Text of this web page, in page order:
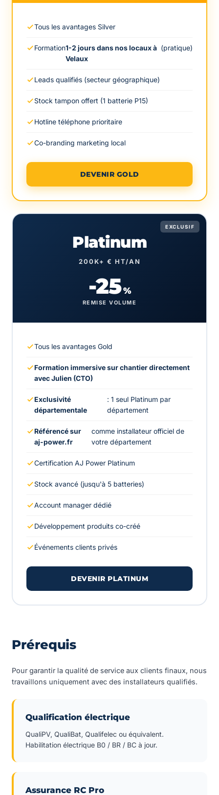
Tous les avantages Silver
Formation1-2 jours dans nos locaux à
Velaux
(pratique)
Leads qualifiés (secteur géographique)
Stock tampon offert (1 batterie P15)
Hotline téléphone prioritaire
Co-branding marketing local
DEVENIR GOLD
EXCLUSIF
Platinum
200K+ € HT/AN
-25%
REMISE VOLUME
Tous les avantages Gold
Formation immersive sur chantier directement
avec Julien (CTO)
Exclusivité
départementale
: 1 seul Platinum par
département
Référencé sur
aj-power.fr
comme installateur officiel de
votre département
Certification AJ Power Platinum
Stock avancé (jusqu'à 5 batteries)
Account manager dédié
Développement produits co-créé
Événements clients privés
DEVENIR PLATINUM
Prérequis
Pour garantir la qualité de service aux clients finaux, nous
travaillons uniquement avec des installateurs qualifiés.
Qualification électrique
QualiPV, QualiBat, Qualifelec ou équivalent.
Habilitation électrique B0 / BR / BC à jour.
Assurance RC Pro